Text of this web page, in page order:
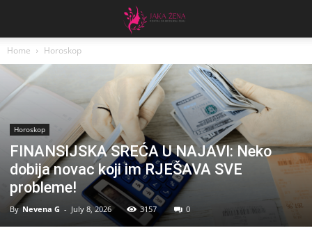
Home Horoskop
Horoskop
FINANSIJSKA SREĆA U NAJAVI: Neko
dobija novac koji im RJEŠAVA SVE
probleme!
By Nevena G - July 8, 2026 3157 0